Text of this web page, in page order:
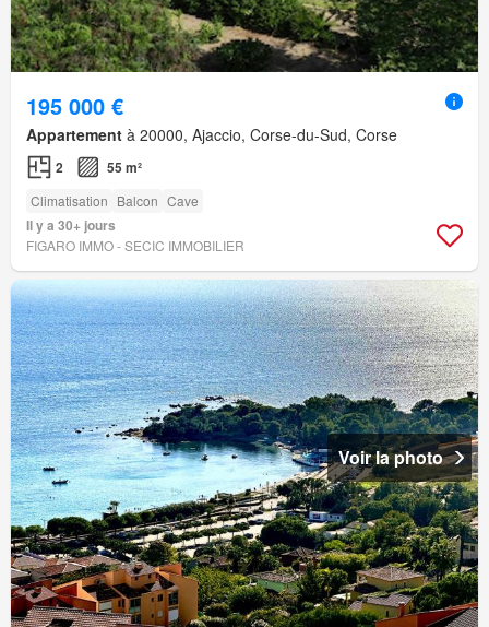
195 000 €
Appartement à 20000, Ajaccio, Corse-du-Sud, Corse
2 55 m²
Climatisation Balcon Cave
Il y a 30+ jours
FIGARO IMMO - SECIC IMMOBILIER
Voir la photo